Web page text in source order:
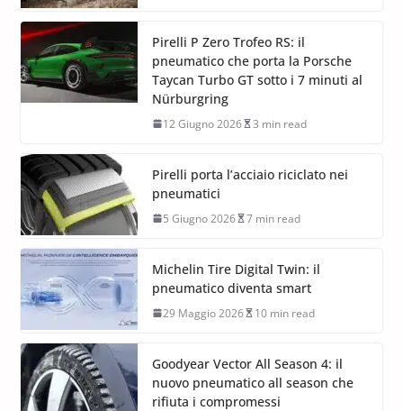
Pirelli P Zero Trofeo RS: il
pneumatico che porta la Porsche
Taycan Turbo GT sotto i 7 minuti al
Nürburgring
12 Giugno 2026 3 min read
Pirelli porta l’acciaio riciclato nei
pneumatici
5 Giugno 2026 7 min read
Michelin Tire Digital Twin: il
pneumatico diventa smart
29 Maggio 2026 10 min read
Goodyear Vector All Season 4: il
nuovo pneumatico all season che
rifiuta i compromessi